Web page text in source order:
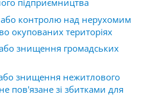
підприємництва
або контролю над нерухомим
окупованих територіях
знищення громадських
знищення нежитлового
пов'язане зі збитками для